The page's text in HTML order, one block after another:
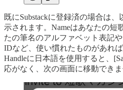
既にSubstackに登録済の場合は
示されます。Nameはあなたの短
たの筆名のアルファベット表記
IDなど、使い慣れたものがあれ
Handleに日本語を使用すると、
応がなく、次の画面に移動できま